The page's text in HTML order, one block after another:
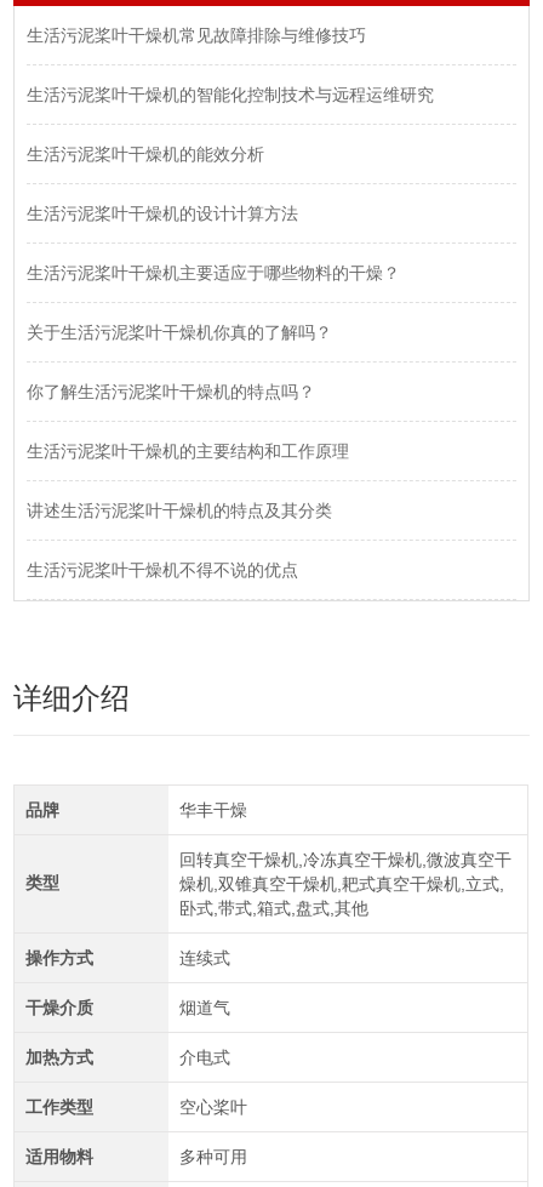
生活污泥桨叶干燥机常见故障排除与维修技巧
生活污泥桨叶干燥机的智能化控制技术与远程运维研究
生活污泥桨叶干燥机的能效分析
生活污泥桨叶干燥机的设计计算方法
生活污泥桨叶干燥机主要适应于哪些物料的干燥？
关于生活污泥桨叶干燥机你真的了解吗？
你了解生活污泥桨叶干燥机的特点吗？
生活污泥桨叶干燥机的主要结构和工作原理
讲述生活污泥桨叶干燥机的特点及其分类
生活污泥桨叶干燥机不得不说的优点
详细介绍
品牌 华丰干燥
类型
回转真空干燥机,冷冻真空干燥机,微波真空干
燥机,双锥真空干燥机,耙式真空干燥机,立式,
卧式,带式,箱式,盘式,其他
操作方式 连续式
干燥介质 烟道气
加热方式 介电式
工作类型 空心桨叶
适用物料 多种可用